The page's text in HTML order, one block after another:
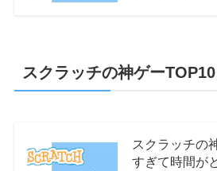
スクラッチの神ゲー
スクラッチの
すぎて時間が